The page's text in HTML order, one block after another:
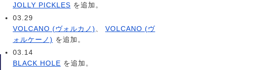
JOLLY PICKLES を追加。
03.29
VOLCANO (ヴォルカノ)
VOLCANO (ヴ
ォルケーノ) を追加。
03.14
BLACK HOLE を追加。